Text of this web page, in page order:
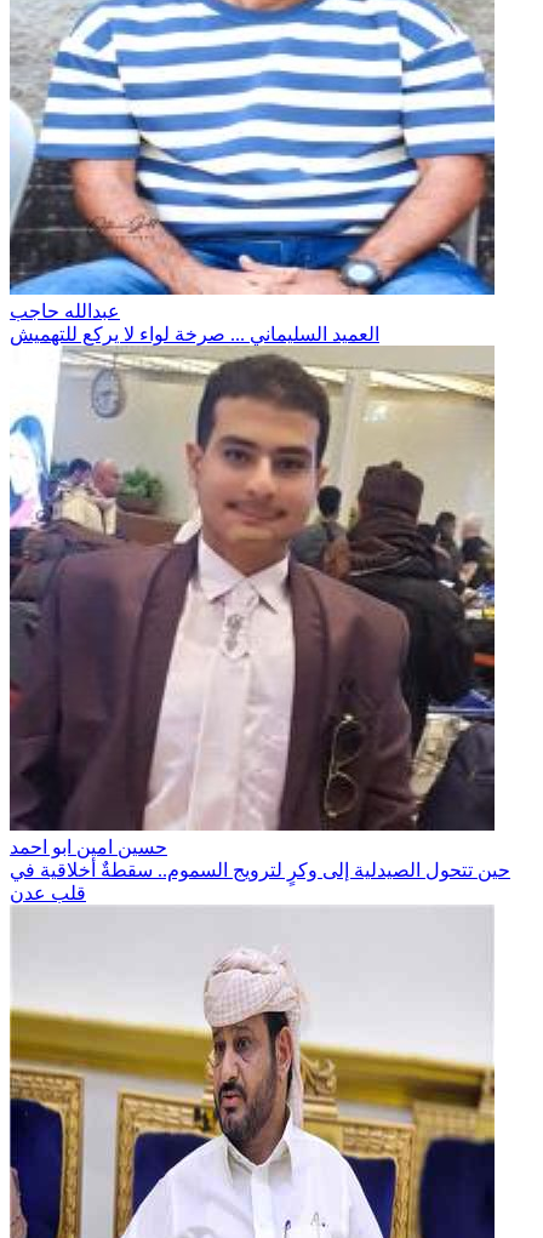
عبدالله حاجب
العميد السليماني ... صرخة لواء لا يركع للتهميش
حسين امين ابو احمد
حين تتحول الصيدلية إلى وكرٍ لترويج السموم.. سقطةٌ أخلاقية في
قلب عدن